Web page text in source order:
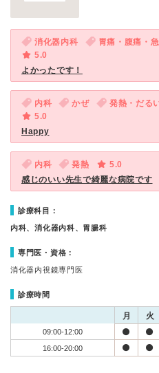
消化器内科
胃痛・腹痛・
5.0
よかったです！
内科 かぜ
発熱・だる
5.0
Happy
内科 発熱
5.0
感じのいい先生で綺麗な病院です
診療科目：
内科、消化器内科、胃腸科
専門医・資格：
消化器内視鏡専門医
診療時間
月 火
09:00-12:00
16:00-20:00